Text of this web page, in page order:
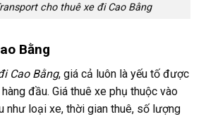
cho thuê xe đi Cao Bằng
Bằng
Cao Bằng, giá cả luôn là yếu tố được
đầu. Giá thuê xe phụ thuộc vào
như loại xe, thời gian thuê, số lượng